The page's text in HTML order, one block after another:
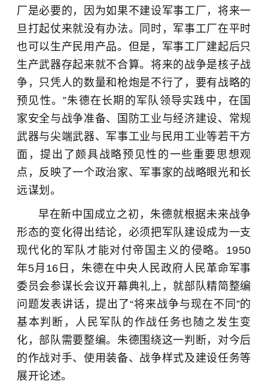
厂是必要的，因为如果不建设军事工厂，将来一
旦打起仗来就没有办法。同时，军事工厂在平时
也可以生产民用产品。但是，军事工厂建起后只
生产武器存起来就不合算。将来的战争是核子战
争，只凭人的数量和枪炮是不行了，要有战略的
预见性。”朱德在长期的军队领导实践中，在国
家安全与战争准备、国防工业与经济建设、常规
武器与尖端武器、军事工业与民用工业等若干方
面，提出了颇具战略预见性的一些重要思想观
点，反映了一个政治家、军事家的战略眼光和长
远谋划。
早在新中国成立之初，朱德就根据未来战争
形态的变化得出结论，必须把军队建设成为一支
现代化的军队才能对付帝国主义的侵略。1950
年5月16日，朱德在中央人民政府人民革命军事
委员会参谋长会议开幕典礼上，就部队精简整编
问题发表讲话，提出了“将来战争与现在不同”的
基本判断，人民军队的作战任务也随之发生变
化，部队需要整编。朱德围绕这一判断，对今后
的作战对手、使用装备、战争样式及建设任务等
展开论述。